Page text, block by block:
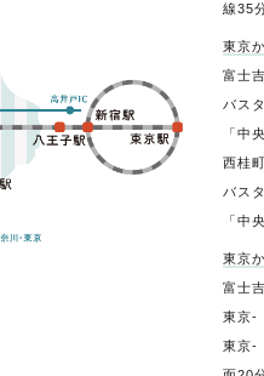
線35
東京
富士
バス
「中
西桂
バス
「中
東京
富士
東京-
東京-